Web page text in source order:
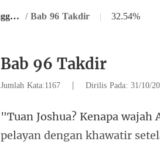
Kecemerlangan Tak Terbelenggu: Menangkap Mata Sang CEO / Bab 96 Takdir | 32.54%
Bab 96 Takdir
Jumlah Kata:1167 | Dirilis Pada: 31/10/
pelayan dengan kh